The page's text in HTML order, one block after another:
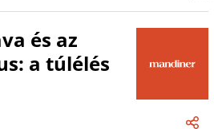
és az
a túlélés